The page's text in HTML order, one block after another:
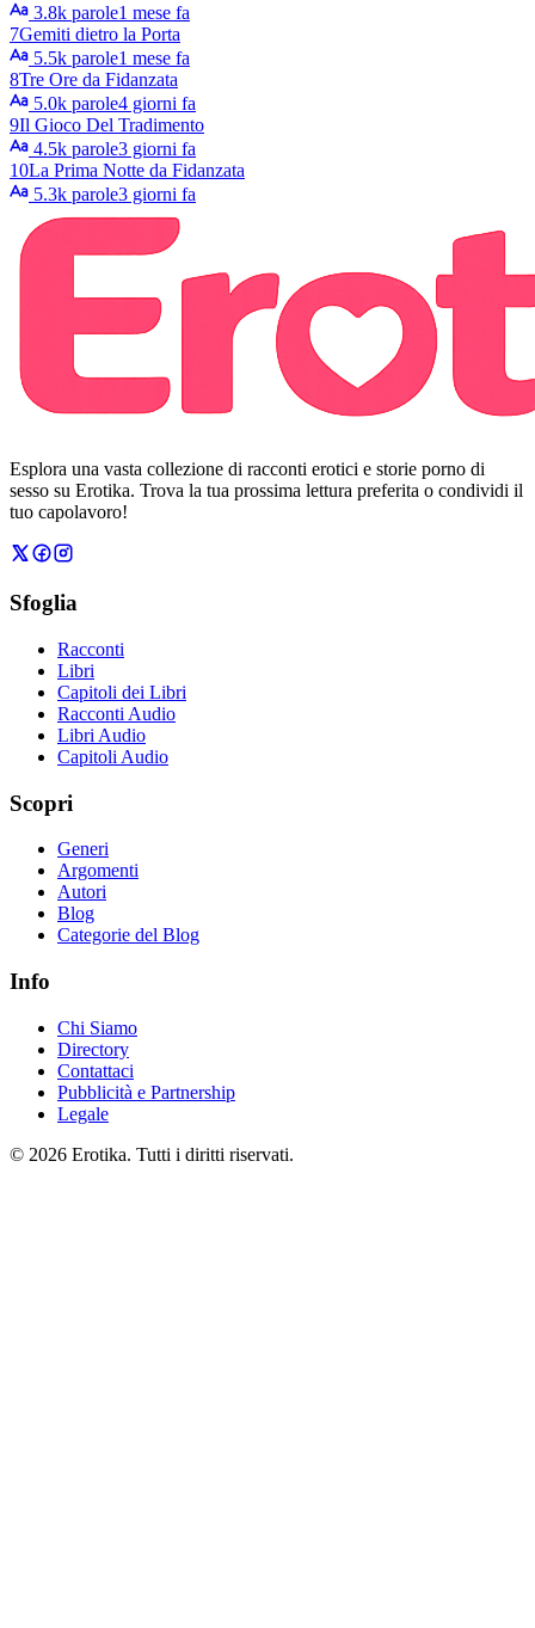
3.8k parole1 mese fa
7Gemiti dietro la Porta
5.5k parole1 mese fa
8Tre Ore da Fidanzata
5.0k parole4 giorni fa
9Il Gioco Del Tradimento
4.5k parole3 giorni fa
10La Prima Notte da Fidanzata
5.3k parole3 giorni fa
Esplora una vasta collezione di racconti erotici e storie porno di
sesso su Erotika. Trova la tua prossima lettura preferita o condividi il
tuo capolavoro!
Sfoglia
Racconti
Libri
Capitoli dei Libri
Racconti Audio
Libri Audio
Capitoli Audio
Scopri
Generi
Argomenti
Autori
Blog
Categorie del Blog
Info
Chi Siamo
Directory
Contattaci
Pubblicità e Partnership
Legale
© 2026 Erotika. Tutti i diritti riservati.